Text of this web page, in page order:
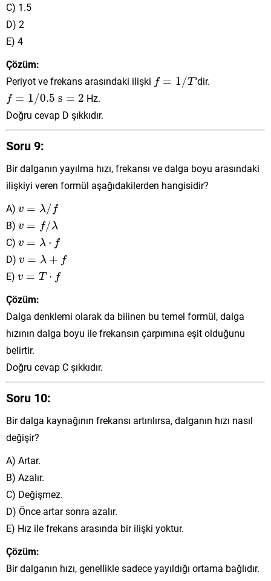
C) 1.5
D) 2
E) 4
Çözüm:
Periyot ve frekans arasındaki ilişki f = 1/T
f= T ’dir.
f = 1/0.5 s = 2
f= 0.5s=
Hz.
Doğru cevap D şıkkıdır.
Soru 9:
Bir dalganın yayılma hızı, frekansı ve dalga boyu arasındaki
ilişkiyi veren formül aşağıdakilerden hangisidir?
A) v = λ/ f
f
B) v = f/λ
λ
C) v = λ ⋅ f
v f
D) v = λ + f
v +f
E) v = T ⋅ f
v ⋅f
Çözüm:
Dalga denklemi olarak da bilinen bu temel formül, dalga
hızının dalga boyu ile frekansın çarpımına eşit olduğunu
belirtir.
Doğru cevap C şıkkıdır.
Soru 10:
Bir dalga kaynağının frekansı artırılırsa, dalganın hızı nasıl
değişir?
A) Artar.
B) Azalır.
C) Değişmez.
D) Önce artar sonra azalır.
E) Hız ile frekans arasında bir ilişki yoktur.
Çözüm:
Bir dalganın hızı, genellikle sadece yayıldığı ortama bağlıdır.